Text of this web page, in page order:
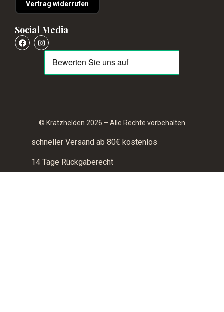
Vertrag widerrufen
Social Media
© Kratzhelden 2026 – Alle Rechte vorbehalten
schneller Versand ab 80€ kostenlos
14 Tage Rückgaberecht